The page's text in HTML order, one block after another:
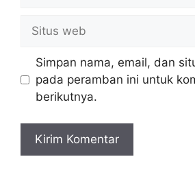
Situs
web
Simpan nama, email, dan
pada peramban ini untuk
berikutnya.